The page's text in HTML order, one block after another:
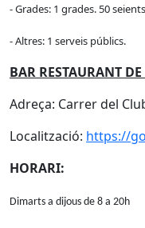
- Grades: 1 grades. 50
- Altres: 1 serveis públics.
BAR RESTAURANT
Adreça: Carrer del
Localització: https://
HORARI:
Dimarts a dijous de 8 a 20h